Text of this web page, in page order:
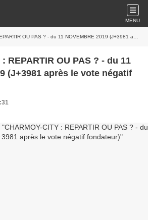
MENU
OU PAS ? - du 11 NOVEMBRE 2019 (J+3981 après le vote négatif fondateur)
REPARTIR OU PAS ? - du 11